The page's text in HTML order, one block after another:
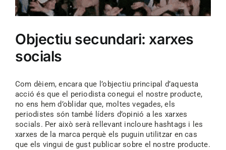
Objectiu secundari: xarxes
socials
Com dèiem, encara que l’objectiu principal d’aquesta
acció és que el periodista conegui el nostre producte,
no ens hem d’oblidar que, moltes vegades, els
periodistes són també líders d’opinió a les xarxes
socials. Per això serà rellevant incloure hashtags i les
xarxes de la marca perquè els puguin utilitzar en cas
que els vingui de gust publicar sobre el nostre producte.